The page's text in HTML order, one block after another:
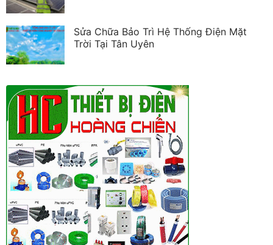
Sửa Chữa Bảo Trì Hệ Thống Điện Mặt
Trời Tại Tân Uyên